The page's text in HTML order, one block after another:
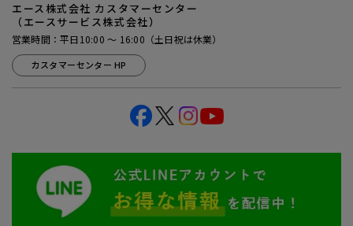
エース株式会社 カスタマーセンター
（エースサービス株式会社）
営業時間：平日10:00 ～ 16:00（土日祝は休業）
カスタマーセンター HP